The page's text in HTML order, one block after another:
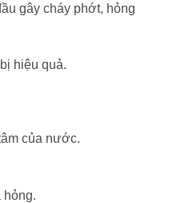
gây cháy phớt, hỏng
hiệu quả.
của nước.